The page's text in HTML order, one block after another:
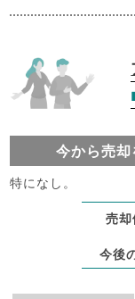
今から売却
特になし。
売却
今後